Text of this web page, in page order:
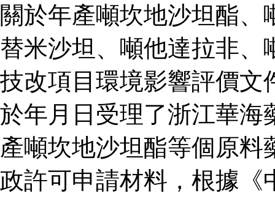
關於年產噸坎地沙坦酯
替米沙坦、噸他達拉非
技改項目環境影響評價文
於年月日受理了浙江華海
產噸坎地沙坦酯等個原
政許可申請材料，根據《